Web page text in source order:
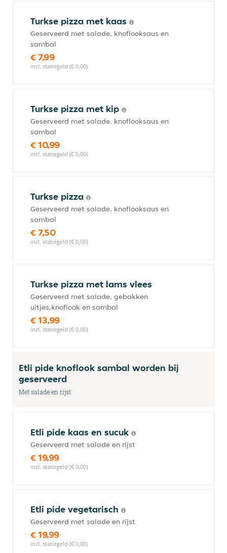
Turkse pizza met kaas
Geserveerd met salade, knoflooksaus en
sambal
€ 7,99
incl. statiegeld (€ 0,00)
Turkse pizza met kip
Geserveerd met salade, knoflooksaus en
sambal
€ 10,99
incl. statiegeld (€ 0,00)
Turkse pizza
Geserveerd met salade, knoflooksaus en
sambal
€ 7,50
incl. statiegeld (€ 0,00)
Turkse pizza met lams vlees
Geserveerd met salade, gebakken
uitjes,knoflook en sambal
€ 13,99
incl. statiegeld (€ 0,00)
Etli pide knoflook sambal worden bij
geserveerd
Met salade en rijst
Etli pide kaas en sucuk
Geserveerd met salade en rijst
€ 19,99
incl. statiegeld (€ 0,00)
Etli pide vegetarisch
Geserveerd met salade en rijst
€ 19,99
incl. statiegeld (€ 0,00)